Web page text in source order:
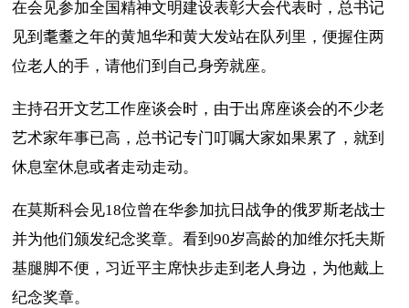
在会见参加全国精神文明建设表彰大会代表时，总书记
见到耄耋之年的黄旭华和黄大发站在队列里，便握住两
位老人的手，请他们到自己身旁就座。
主持召开文艺工作座谈会时，由于出席座谈会的不少老
艺术家年事已高，总书记专门叮嘱大家如果累了，就到
休息室休息或者走动走动。
在莫斯科会见18位曾在华参加抗日战争的俄罗斯老战士
并为他们颁发纪念奖章。看到90岁高龄的加维尔托夫斯
基腿脚不便，习近平主席快步走到老人身边，为他戴上
纪念奖章。